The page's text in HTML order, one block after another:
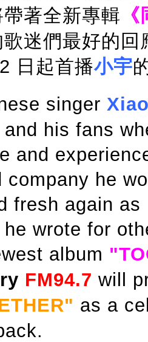
著全新專輯
歌迷們最好的
日起首播小宇
singer
and his fans
and
company he
fresh again
he wrote for
album
FM94.7 will
as a